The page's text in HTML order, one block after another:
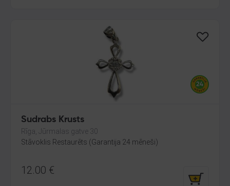
Sudrabs Krusts
Rīga, Jūrmalas gatve 30
Stāvoklis Restaurēts (Garantija 24 mēneši)
12.00 €